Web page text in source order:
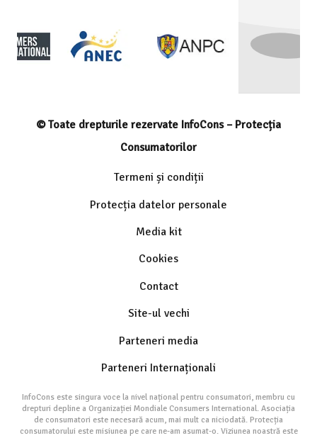
© Toate drepturile rezervate InfoCons – Protecția
Consumatorilor
Termeni și condiții
Protecția datelor personale
Media kit
Cookies
Contact
Site-ul vechi
Parteneri media
Parteneri Internaționali
InfoCons este singura voce la nivel național pentru consumatori, membru cu
drepturi depline a Organizației Mondiale Consumers International. Asociația
de consumatori este necesară acum, mai mult ca niciodată. Protecția
consumatorului este misiunea pe care ne-am asumat-o. Viziunea noastră este